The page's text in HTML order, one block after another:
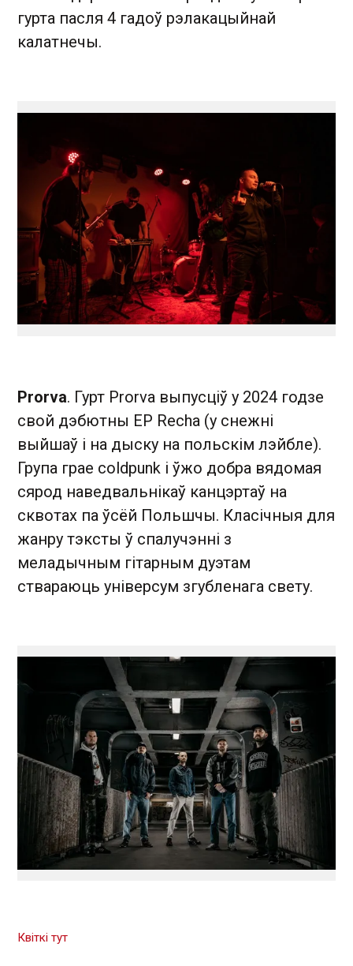
гурта пасля 4 гадоў рэлакацыйнай
калатнечы.
Prorva. Гурт Prorva выпусціў у 2024 годзе
свой дэбютны EP Recha (у снежні
выйшаў і на дыску на польскім лэйбле).
Група грае coldpunk і ўжо добра вядомая
сярод наведвальнікаў канцэртаў на
сквотах па ўсёй Польшчы. Класічныя для
жанру тэксты ў спалучэнні з
меладычным гітарным дуэтам
ствараюць універcум згубленага свету.
Квіткі тут